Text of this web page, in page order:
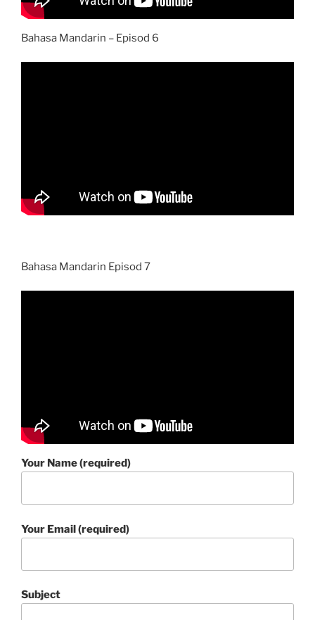
Bahasa Mandarin – Episod 6
Bahasa Mandarin Episod 7
Your Name (required)
Your Email (required)
Subject